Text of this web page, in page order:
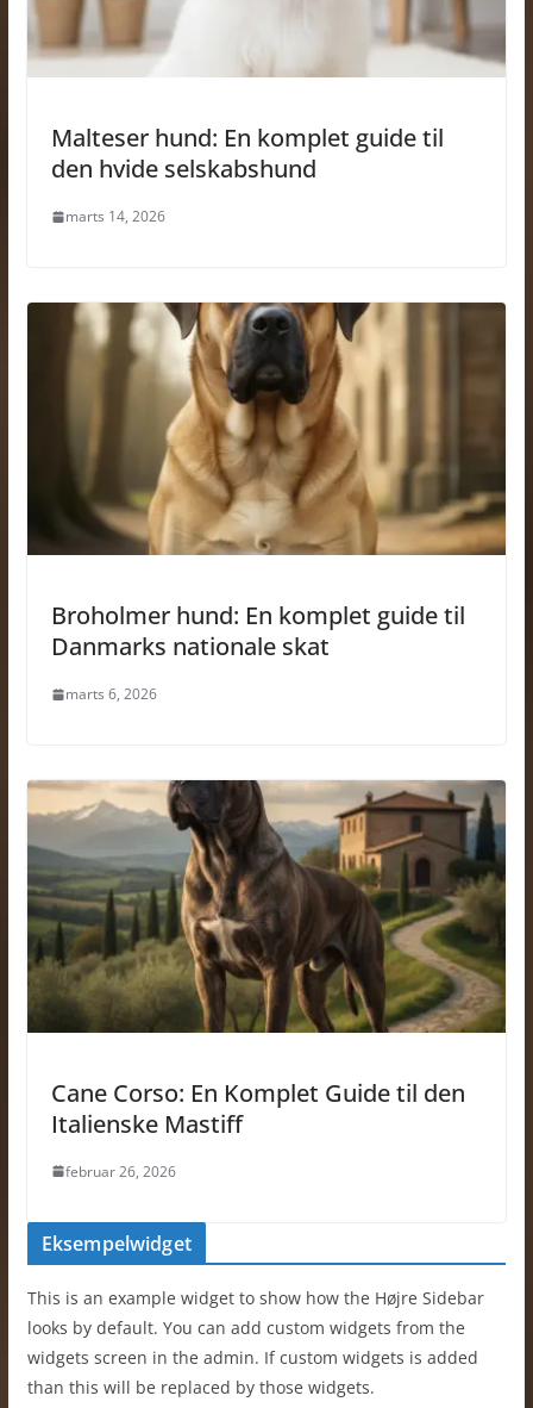
Malteser hund: En komplet guide til
den hvide selskabshund
marts 14, 2026
Broholmer hund: En komplet guide til
Danmarks nationale skat
marts 6, 2026
Cane Corso: En Komplet Guide til den
Italienske Mastiff
februar 26, 2026
Eksempelwidget
This is an example widget to show how the Højre Sidebar
looks by default. You can add custom widgets from the
widgets screen in the admin. If custom widgets is added
than this will be replaced by those widgets.